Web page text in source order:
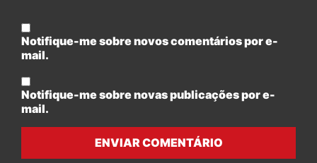
Notifique-me sobre novos comentários por e-
mail.
Notifique-me sobre novas publicações por e-
mail.
ENVIAR COMENTÁRIO